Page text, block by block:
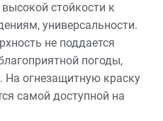
стойкости к
универсальности.
не поддается
погоды,
На огнезащитную краску
самой доступной на